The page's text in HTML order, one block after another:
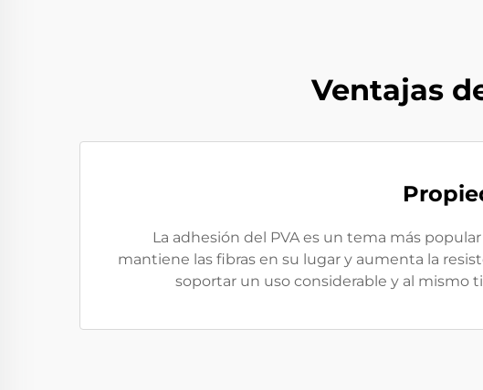
Ventajas
La adhesión del PVA es un tema más
mantiene las fibras en su lugar y aumenta la
soportar un uso considerable y al mismo